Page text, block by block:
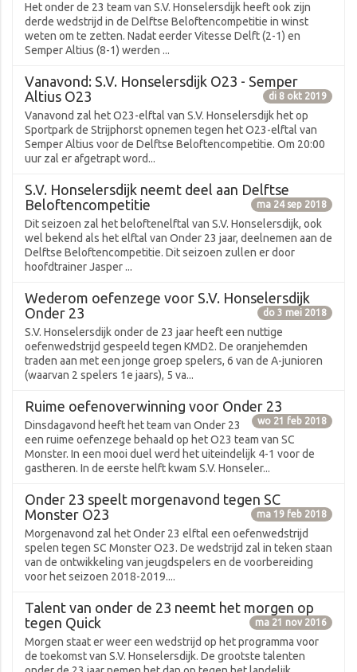
Het onder de 23 team van S.V. Honselersdijk heeft ook zijn
derde wedstrijd in de Delftse Beloftencompetitie in winst
weten om te zetten. Nadat eerder Vitesse Delft (2-1) en
Semper Altius (8-1) werden ...
Vanavond: S.V. Honselersdijk O23 - Semper
Altius O23
di 8 okt 2019
Vanavond zal het O23-elftal van S.V. Honselersdijk het op
Sportpark de Strijphorst opnemen tegen het O23-elftal van
Semper Altius voor de Delftse Beloftencompetitie. Om 20:00
uur zal er afgetrapt word...
S.V. Honselersdijk neemt deel aan Delftse
Beloftencompetitie
ma 24 sep 2018
Dit seizoen zal het beloftenelftal van S.V. Honselersdijk, ook
wel bekend als het elftal van Onder 23 jaar, deelnemen aan de
Delftse Beloftencompetitie. Dit seizoen zullen er door
hoofdtrainer Jasper ...
Wederom oefenzege voor S.V. Honselersdijk
Onder 23
do 3 mei 2018
S.V. Honselersdijk onder de 23 jaar heeft een nuttige
oefenwedstrijd gespeeld tegen KMD2. De oranjehemden
traden aan met een jonge groep spelers, 6 van de A-junioren
(waarvan 2 spelers 1e jaars), 5 va...
Ruime oefenoverwinning voor Onder 23
wo 21 feb 2018
Dinsdagavond heeft het team van Onder 23
een ruime oefenzege behaald op het O23 team van SC
Monster. In een mooi duel werd het uiteindelijk 4-1 voor de
gastheren. In de eerste helft kwam S.V. Honseler...
Onder 23 speelt morgenavond tegen SC
Monster O23
ma 19 feb 2018
Morgenavond zal het Onder 23 elftal een oefenwedstrijd
spelen tegen SC Monster O23. De wedstrijd zal in teken staan
van de ontwikkeling van jeugdspelers en de voorbereiding
voor het seizoen 2018-2019....
Talent van onder de 23 neemt het morgen op
tegen Quick
ma 21 nov 2016
Morgen staat er weer een wedstrijd op het programma voor
de toekomst van S.V. Honselersdijk. De grootste talenten